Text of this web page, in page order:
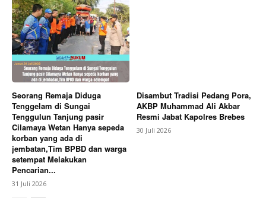
Seorang Remaja Diduga
Tenggelam di Sungai
Tenggulun Tanjung pasir
Cilamaya Wetan Hanya sepeda
korban yang ada di
jembatan,Tim BPBD dan warga
setempat Melakukan
Pencarian...
31 Juli 2026
Disambut Tradisi Pedang Pora,
AKBP Muhammad Ali Akbar
Resmi Jabat Kapolres Brebes
30 Juli 2026